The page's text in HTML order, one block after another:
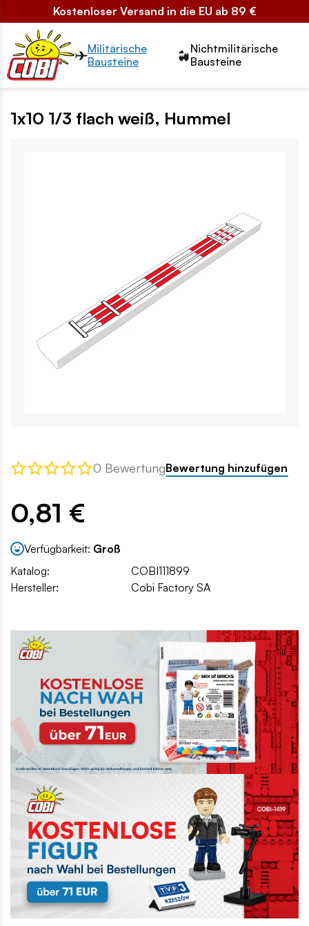
Kostenloser Versand in die EU ab 89 €
Przełącznik segmentów2
Militärische
Bausteine
Nichtmilitärische
Bausteine
1x10 1/3 flach weiß, Hummel
0 BewertungBewertung hinzufügen
0,81 €
Verfügbarkeit: Groß
Katalog:
COBI111899
Hersteller:
Cobi Factory SA